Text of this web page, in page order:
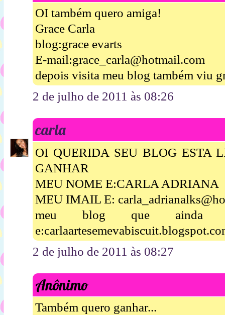
OI também quero amiga!
Grace Carla
blog:grace evarts
E-mail:grace_carla@hotmail.com
depois visita meu blog também viu
2 de julho de 2011 às 08:26
carla
OI QUERIDA SEU BLOG ESTA
GANHAR
MEU NOME E:CARLA ADRIANA
MEU IMAIL E:
meu blog que ainda
2 de julho de 2011 às 08:27
Anônimo
Também quero ganhar...